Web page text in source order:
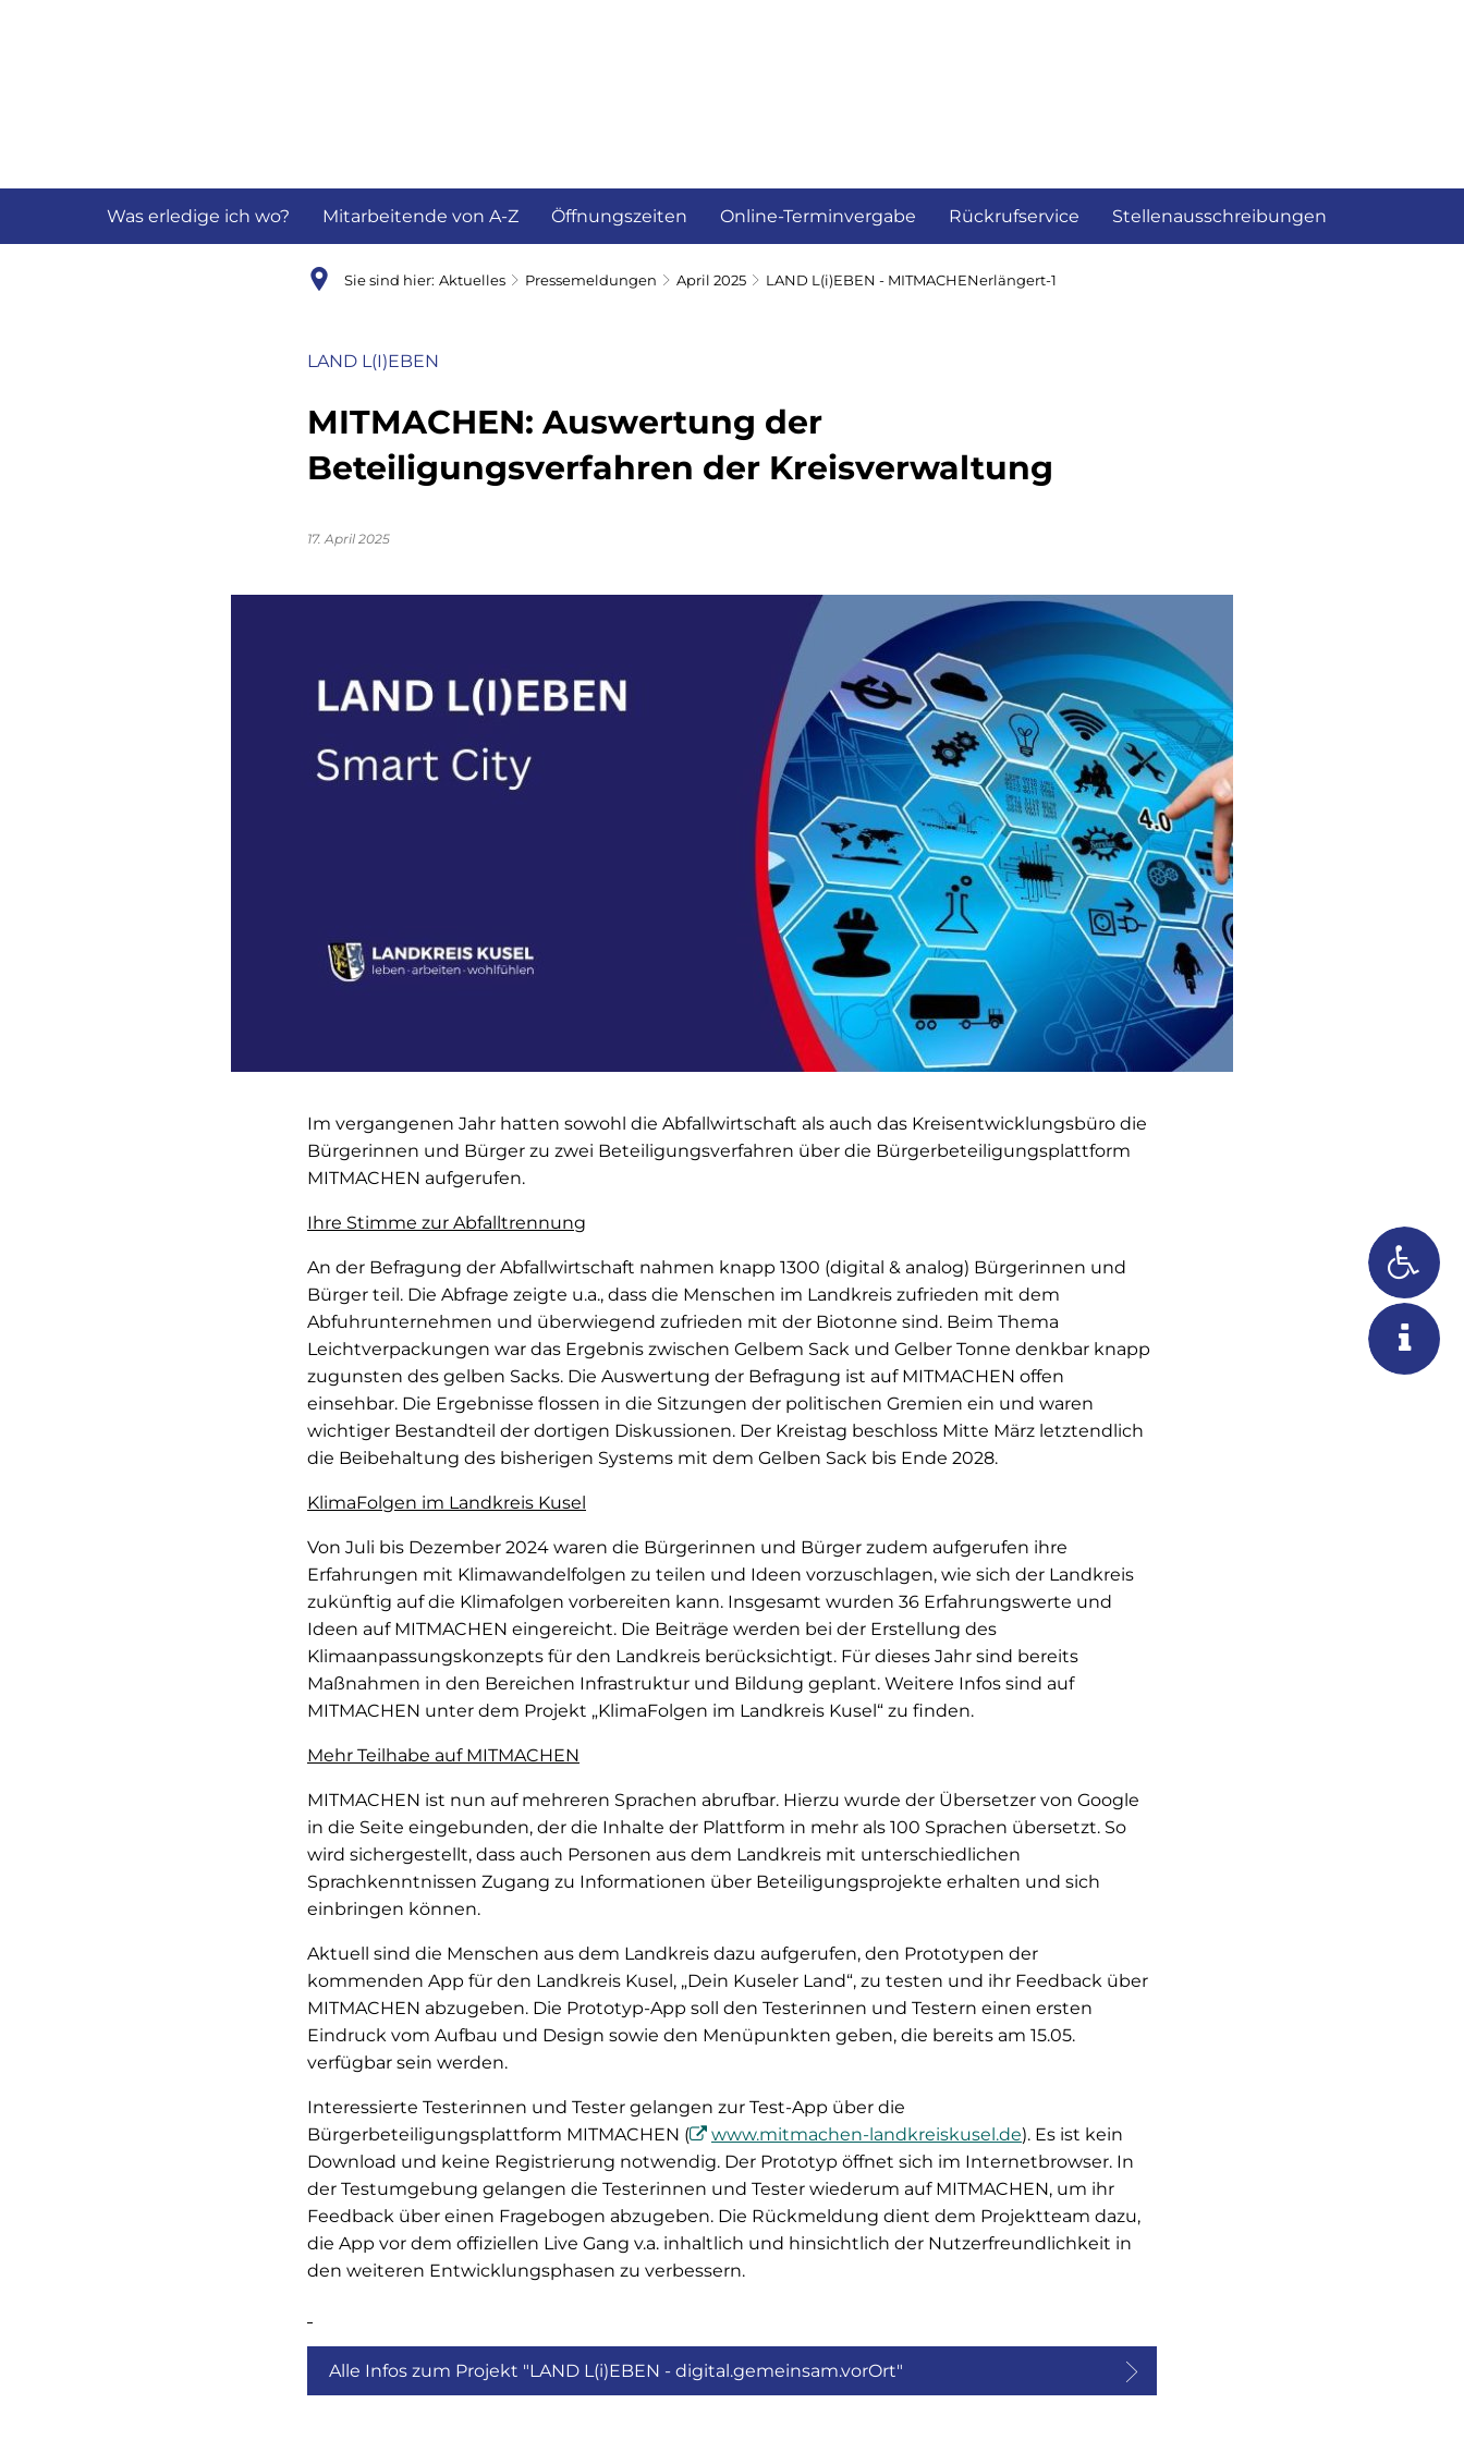
Was erledige ich wo? Mitarbeitende von A-Z Öffnungszeiten Online-Terminvergabe Rückrufservice Stellenausschreibungen
Sie sind hier: Aktuelles Pressemeldungen April 2025 LAND L(i)EBEN - MITMACHENerlängert-1
LAND L(I)EBEN
MITMACHEN: Auswertung der
Beteiligungsverfahren der Kreisverwaltung
17. April 2025
Im vergangenen Jahr hatten sowohl die Abfallwirtschaft als auch das Kreisentwicklungsbüro die
Bürgerinnen und Bürger zu zwei Beteiligungsverfahren über die Bürgerbeteiligungsplattform
MITMACHEN aufgerufen.
Ihre Stimme zur Abfalltrennung
An der Befragung der Abfallwirtschaft nahmen knapp 1300 (digital & analog) Bürgerinnen und
Bürger teil. Die Abfrage zeigte u.a., dass die Menschen im Landkreis zufrieden mit dem
Abfuhrunternehmen und überwiegend zufrieden mit der Biotonne sind. Beim Thema
Leichtverpackungen war das Ergebnis zwischen Gelbem Sack und Gelber Tonne denkbar knapp
zugunsten des gelben Sacks. Die Auswertung der Befragung ist auf MITMACHEN offen
einsehbar. Die Ergebnisse flossen in die Sitzungen der politischen Gremien ein und waren
wichtiger Bestandteil der dortigen Diskussionen. Der Kreistag beschloss Mitte März letztendlich
die Beibehaltung des bisherigen Systems mit dem Gelben Sack bis Ende 2028.
KlimaFolgen im Landkreis Kusel
Von Juli bis Dezember 2024 waren die Bürgerinnen und Bürger zudem aufgerufen ihre
Erfahrungen mit Klimawandelfolgen zu teilen und Ideen vorzuschlagen, wie sich der Landkreis
zukünftig auf die Klimafolgen vorbereiten kann. Insgesamt wurden 36 Erfahrungswerte und
Ideen auf MITMACHEN eingereicht. Die Beiträge werden bei der Erstellung des
Klimaanpassungskonzepts für den Landkreis berücksichtigt. Für dieses Jahr sind bereits
Maßnahmen in den Bereichen Infrastruktur und Bildung geplant. Weitere Infos sind auf
MITMACHEN unter dem Projekt „KlimaFolgen im Landkreis Kusel“ zu finden.
Mehr Teilhabe auf MITMACHEN
MITMACHEN ist nun auf mehreren Sprachen abrufbar. Hierzu wurde der Übersetzer von Google
in die Seite eingebunden, der die Inhalte der Plattform in mehr als 100 Sprachen übersetzt. So
wird sichergestellt, dass auch Personen aus dem Landkreis mit unterschiedlichen
Sprachkenntnissen Zugang zu Informationen über Beteiligungsprojekte erhalten und sich
einbringen können.
Aktuell sind die Menschen aus dem Landkreis dazu aufgerufen, den Prototypen der
kommenden App für den Landkreis Kusel, „Dein Kuseler Land“, zu testen und ihr Feedback über
MITMACHEN abzugeben. Die Prototyp-App soll den Testerinnen und Testern einen ersten
Eindruck vom Aufbau und Design sowie den Menüpunkten geben, die bereits am 15.05.
verfügbar sein werden.
Interessierte Testerinnen und Tester gelangen zur Test-App über die
Bürgerbeteiligungsplattform MITMACHEN (
www.mitmachen-landkreiskusel.de). Es ist kein
Download und keine Registrierung notwendig. Der Prototyp öffnet sich im Internetbrowser. In
der Testumgebung gelangen die Testerinnen und Tester wiederum auf MITMACHEN, um ihr
Feedback über einen Fragebogen abzugeben. Die Rückmeldung dient dem Projektteam dazu,
die App vor dem offiziellen Live Gang v.a. inhaltlich und hinsichtlich der Nutzerfreundlichkeit in
den weiteren Entwicklungsphasen zu verbessern.
Alle Infos zum Projekt "LAND L(i)EBEN - digital.gemeinsam.vorOrt"